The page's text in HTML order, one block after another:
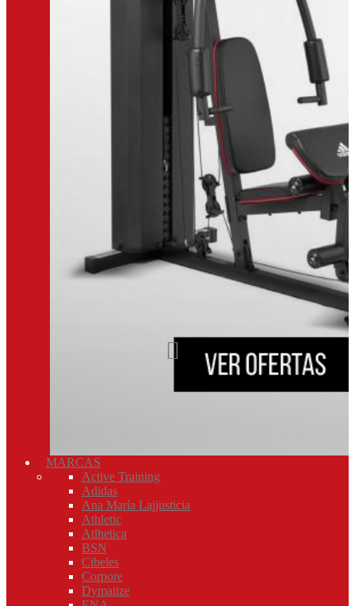
MARCAS
Active Training
Adidas
Ana María Lajjusticia
Athletic
Atlhetica
BSN
Cibeles
Corpore
Dymatize